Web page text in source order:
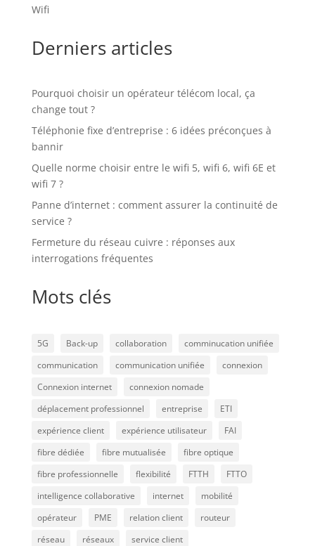
Wifi
Derniers articles
Pourquoi choisir un opérateur télécom local, ça
change tout ?
Téléphonie fixe d’entreprise : 6 idées préconçues à
bannir
Quelle norme choisir entre le wifi 5, wifi 6, wifi 6E et
wifi 7 ?
Panne d’internet : comment assurer la continuité de
service ?
Fermeture du réseau cuivre : réponses aux
interrogations fréquentes
Mots clés
5G Back-up collaboration
comminucation unifiée
communication
communication unifiée
connexion
Connexion internet
connexion nomade
déplacement professionnel
entreprise
ETI
expérience client
expérience utilisateur
FAI
fibre dédiée
fibre mutualisée
fibre optique
fibre professionnelle
flexibilité FTTH
FTTO
intelligence collaborative
internet
mobilité
opérateur
PME relation client
routeur
réseau
réseaux
service client